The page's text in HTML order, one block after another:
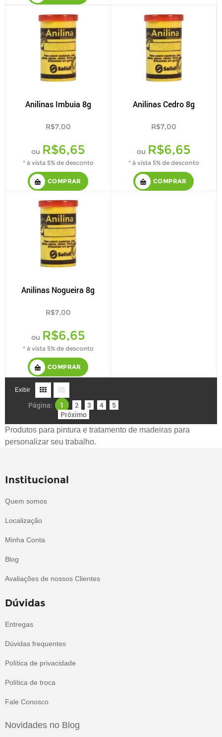
Anilinas Imbuia 8g
R$7,00
ou R$6,65
* à vista 5% de desconto
COMPRAR
Anilinas Cedro 8g
R$7,00
ou R$6,65
* à vista 5% de desconto
COMPRAR
Anilinas Nogueira 8g
R$7,00
ou R$6,65
* à vista 5% de desconto
COMPRAR
Exibir
Página: 1 2 3 4
5
Próximo
Produtos para pintura e tratamento de madeiras para
personalizar seu trabalho.
Institucional
Quem somos
Localização
Minha Conta
Blog
Avaliações de nossos Clientes
Dúvidas
Entregas
Dúvidas frequentes
Política de privacidade
Política de troca
Fale Conosco
Novidades no Blog